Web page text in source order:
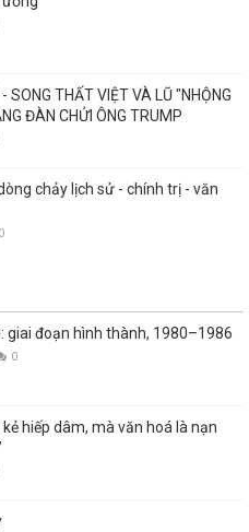
SONG THẤT VIỆT VÀ LŨ "NHỘNG
ĐÀN CHỬI ÔNG TRUMP
chảy lịch sử - chính trị - văn
0
giai đoạn hình thành, 1980–1986
0
hiếp dâm, mà văn hoá là nạn